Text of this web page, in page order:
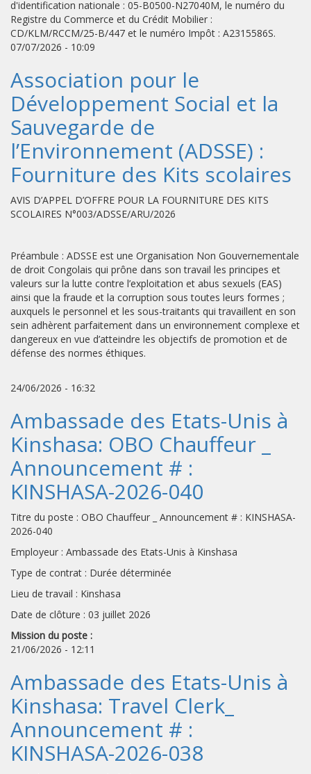
d'identification nationale : 05-B0500-N27040M, le numéro du
Registre du Commerce et du Crédit Mobilier :
CD/KLM/RCCM/25-B/447 et le numéro Impôt : A2315586S.
07/07/2026 - 10:09
Association pour le
Développement Social et la
Sauvegarde de
l’Environnement (ADSSE) :
Fourniture des Kits scolaires
AVIS D’APPEL D’OFFRE POUR LA FOURNITURE DES KITS
SCOLAIRES N°003/ADSSE/ARU/2026
Préambule : ADSSE est une Organisation Non Gouvernementale
de droit Congolais qui prône dans son travail les principes et
valeurs sur la lutte contre l’exploitation et abus sexuels (EAS)
ainsi que la fraude et la corruption sous toutes leurs formes ;
auxquels le personnel et les sous-traitants qui travaillent en son
sein adhèrent parfaitement dans un environnement complexe et
dangereux en vue d’atteindre les objectifs de promotion et de
défense des normes éthiques.
24/06/2026 - 16:32
Ambassade des Etats-Unis à
Kinshasa: OBO Chauffeur _
Announcement # :
KINSHASA-2026-040
Titre du poste : OBO Chauffeur _ Announcement # : KINSHASA-
2026-040
Employeur : Ambassade des Etats-Unis à Kinshasa
Type de contrat : Durée déterminée
Lieu de travail : Kinshasa
Date de clôture : 03 juillet 2026
Mission du poste :
21/06/2026 - 12:11
Ambassade des Etats-Unis à
Kinshasa: Travel Clerk_
Announcement # :
KINSHASA-2026-038